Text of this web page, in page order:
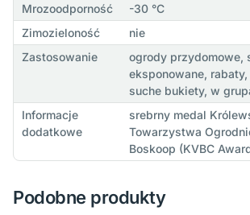
Mrozoodporność
-30 °C
Zimozieloność
nie
Zastosowanie
ogrody przydomowe,
eksponowane,
suche bukiety, w
Informacje
dodatkowe
srebrny medal
Towarzystwa
Boskoop (KVBC
Podobne produkty